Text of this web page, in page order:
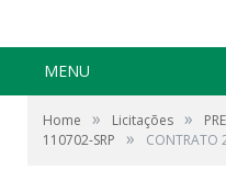
MENU
Home » Licitações »
110702-SRP
» CONTRATO